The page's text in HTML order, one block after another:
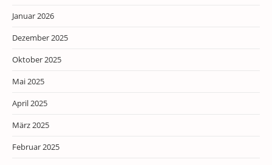
Januar 2026
Dezember 2025
Oktober 2025
Mai 2025
April 2025
März 2025
Februar 2025